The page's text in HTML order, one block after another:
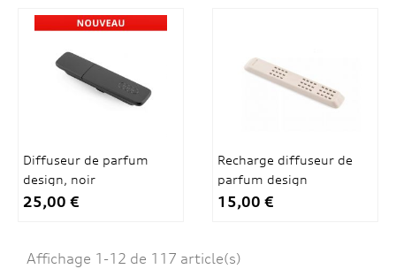
Diffuseur de parfum
design, noir
25,00 €
Recharge diffuseur de
parfum design
15,00 €
Affichage 1-12 de 117 article(s)